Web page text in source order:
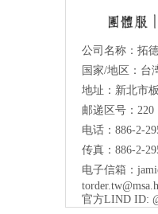
公司名称：拓
国家/地区：台
地址：新北市
邮递区号：220
电话：886-2-
传真：886-2-
电子信箱：
官方LIND ID: